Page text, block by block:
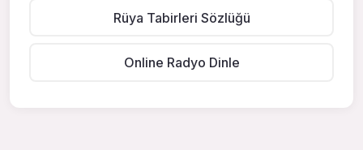
Rüya Tabirleri Sözlüğü
Online Radyo Dinle